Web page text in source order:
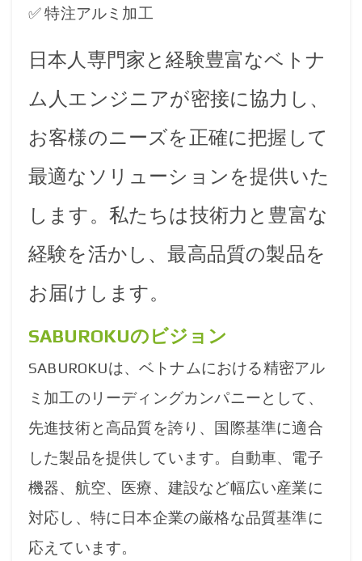
✅ 特注アルミ加工
日本人専門家と経験豊富なベトナ
ム人エンジニアが密接に協力し、
お客様のニーズを正確に把握して
最適なソリューションを提供いた
します。私たちは技術力と豊富な
経験を活かし、最高品質の製品を
お届けします。
SABUROKUのビジョン
SABUROKUは、ベトナムにおける精密アル
ミ加工のリーディングカンパニーとして、
先進技術と高品質を誇り、国際基準に適合
した製品を提供しています。自動車、電子
機器、航空、医療、建設など幅広い産業に
対応し、特に日本企業の厳格な品質基準に
応えています。